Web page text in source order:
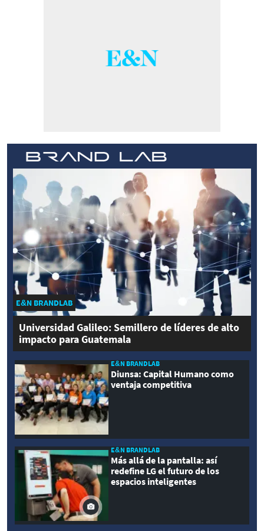
E&N BRANDLAB
Universidad Galileo: Semillero de líderes de alto
impacto para Guatemala
E&N BRANDLAB
Diunsa: Capital Humano como
ventaja competitiva
E&N BRANDLAB
Más allá de la pantalla: así
redefine LG el futuro de los
espacios inteligentes